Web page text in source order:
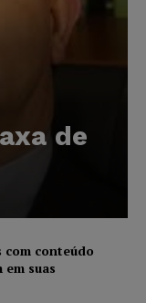
de
com conteúdo
suas